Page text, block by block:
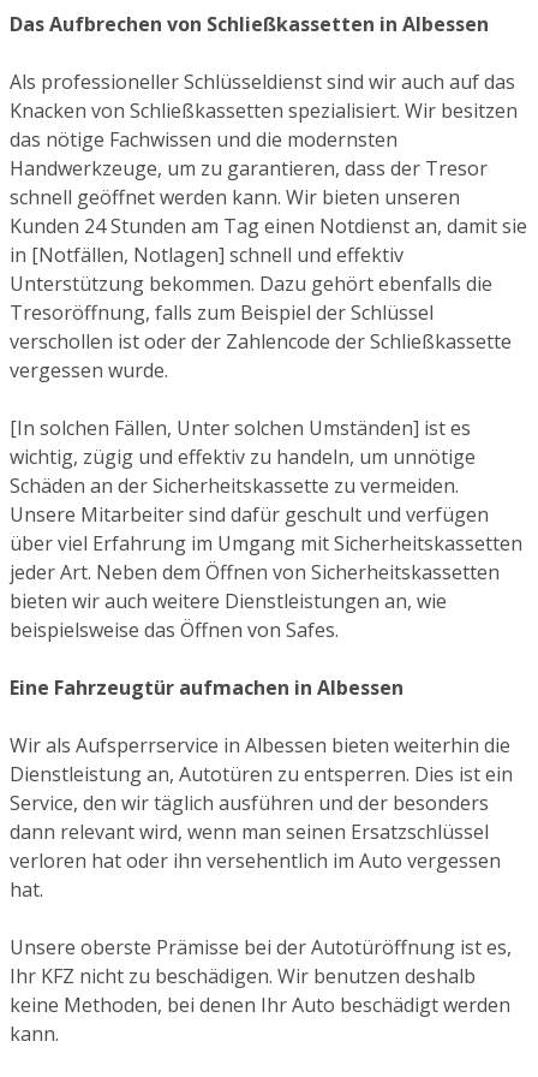
Das Aufbrechen von Schließkassetten in Albessen
Als professioneller Schlüsseldienst sind wir auch auf das
Knacken von Schließkassetten spezialisiert. Wir besitzen
das nötige Fachwissen und die modernsten
Handwerkzeuge, um zu garantieren, dass der Tresor
schnell geöffnet werden kann. Wir bieten unseren
Kunden 24 Stunden am Tag einen Notdienst an, damit sie
in [Notfällen, Notlagen] schnell und effektiv
Unterstützung bekommen. Dazu gehört ebenfalls die
Tresoröffnung, falls zum Beispiel der Schlüssel
verschollen ist oder der Zahlencode der Schließkassette
vergessen wurde.
[In solchen Fällen, Unter solchen Umständen] ist es
wichtig, zügig und effektiv zu handeln, um unnötige
Schäden an der Sicherheitskassette zu vermeiden.
Unsere Mitarbeiter sind dafür geschult und verfügen
über viel Erfahrung im Umgang mit Sicherheitskassetten
jeder Art. Neben dem Öffnen von Sicherheitskassetten
bieten wir auch weitere Dienstleistungen an, wie
beispielsweise das Öffnen von Safes.
Eine Fahrzeugtür aufmachen in Albessen
Wir als Aufsperrservice in Albessen bieten weiterhin die
Dienstleistung an, Autotüren zu entsperren. Dies ist ein
Service, den wir täglich ausführen und der besonders
dann relevant wird, wenn man seinen Ersatzschlüssel
verloren hat oder ihn versehentlich im Auto vergessen
hat.
Unsere oberste Prämisse bei der Autotüröffnung ist es,
Ihr KFZ nicht zu beschädigen. Wir benutzen deshalb
keine Methoden, bei denen Ihr Auto beschädigt werden
kann.